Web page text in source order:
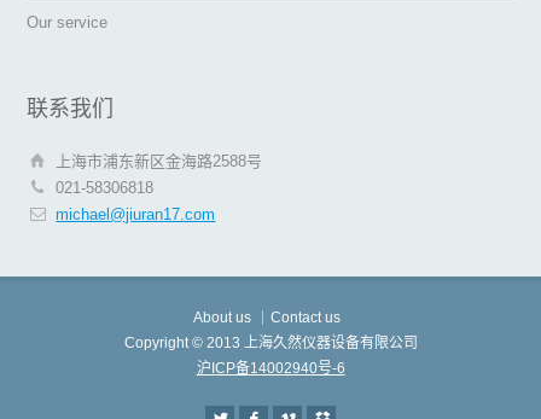
Our service
联系我们
上海市浦东新区金海路2588号
021-58306818
michael@jiuran17.com
About us
Contact us
Copyright © 2013 上海久然仪器设备有限公司
沪ICP备14002940号-6